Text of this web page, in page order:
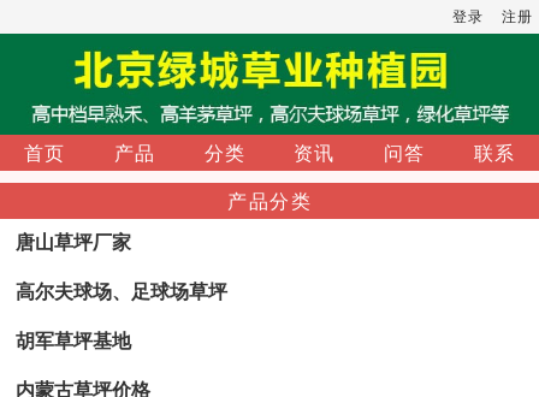
登录 注册
首页 产品 分类 资讯 问答
联系
产品分类
唐山草坪厂家
高尔夫球场、足球场草坪
胡军草坪基地
内蒙古草坪价格